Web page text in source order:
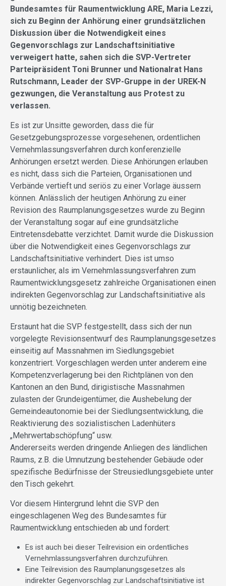
Bundesamtes für Raumentwicklung ARE, Maria Lezzi,
sich zu Beginn der Anhörung einer grundsätzlichen
Diskussion über die Notwendigkeit eines
Gegenvorschlags zur Landschaftsinitiative
verweigert hatte, sahen sich die SVP-Vertreter
Parteipräsident Toni Brunner und Nationalrat Hans
Rutschmann, Leader der SVP-Gruppe in der UREK-N
gezwungen, die Veranstaltung aus Protest zu
verlassen.
Es ist zur Unsitte geworden, dass die für
Gesetzgebungsprozesse vorgesehenen, ordentlichen
Vernehmlassungsverfahren durch konferenzielle
Anhörungen ersetzt werden. Diese Anhörungen erlauben
es nicht, dass sich die Parteien, Organisationen und
Verbände vertieft und seriös zu einer Vorlage äussern
können. Anlässlich der heutigen Anhörung zu einer
Revision des Raumplanungsgesetzes wurde zu Beginn
der Veranstaltung sogar auf eine grundsätzliche
Eintretensdebatte verzichtet. Damit wurde die Diskussion
über die Notwendigkeit eines Gegenvorschlags zur
Landschaftsinitiative verhindert. Dies ist umso
erstaunlicher, als im Vernehmlassungsverfahren zum
Raumentwicklungsgesetz zahlreiche Organisationen einen
indirekten Gegenvorschlag zur Landschaftsinitiative als
unnötig bezeichneten.
Erstaunt hat die SVP festgestellt, dass sich der nun
vorgelegte Revisionsentwurf des Raumplanungsgesetzes
einseitig auf Massnahmen im Siedlungsgebiet
konzentriert. Vorgeschlagen werden unter anderem eine
Kompetenzverlagerung bei den Richtplänen von den
Kantonen an den Bund, dirigistische Massnahmen
zulasten der Grundeigentümer, die Aushebelung der
Gemeindeautonomie bei der Siedlungsentwicklung, die
Reaktivierung des sozialistischen Ladenhüters
„Mehrwertabschöpfung“ usw.
Andererseits werden dringende Anliegen des ländlichen
Raums, z.B. die Umnutzung bestehender Gebäude oder
spezifische Bedürfnisse der Streusiedlungsgebiete unter
den Tisch gekehrt.
Vor diesem Hintergrund lehnt die SVP den
eingeschlagenen Weg des Bundesamtes für
Raumentwicklung entschieden ab und fordert:
Es ist auch bei dieser Teilrevision ein ordentliches
Vernehmlassungsverfahren durchzuführen.
Eine Teilrevision des Raumplanungsgesetzes als
indirekter Gegenvorschlag zur Landschaftsinitiative ist